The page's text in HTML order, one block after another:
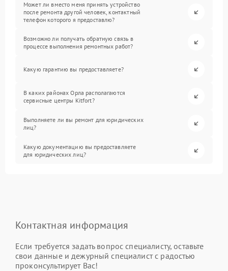
Может ли вместо меня принять устройство
после ремонта другой человек, контактный
телефон которого я предоставлю?
Возможно ли получать обратную связь в
процессе выполнения ремонтных работ?
Какую гарантию вы предоставляете?
В каких районах Орла располагаются
сервисные центры Kitfort?
Выполняете ли вы ремонт для юридических
лиц?
Какую документацию вы предоставляете
для юридических лиц?
Контактная информация
Если требуется задать вопрос специалисту, оставьте
свои данные и дежурный специалист с радостью
проконсультирует Вас!